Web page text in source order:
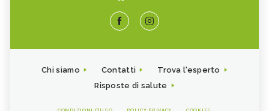
Chi siamo Contatti
Trova l'esperto
Risposte di salute
CONDIZIONI D'USO POLICY PRIVACY COOKIES